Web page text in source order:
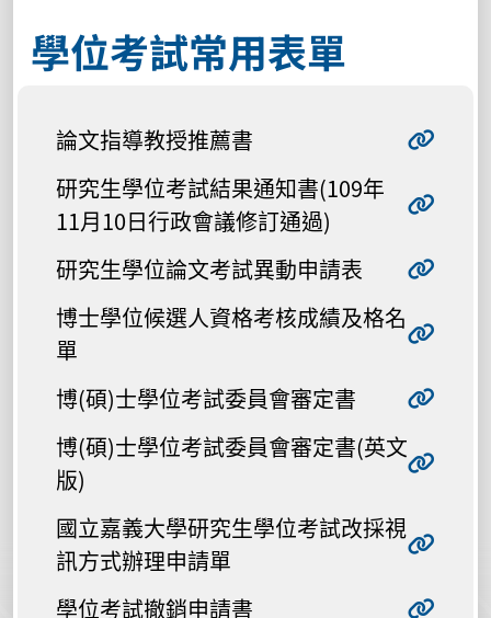
學位考試常用表單
論文指導教授推薦書
研究生學位考試結果通知書(109年
11月10日行政會議修訂通過)
研究生學位論文考試異動申請表
博士學位候選人資格考核成績及格名
單
博(碩)士學位考試委員會審定書
博(碩)士學位考試委員會審定書(英文
版)
國立嘉義大學研究生學位考試改採視
訊方式辦理申請單
學位考試撤銷申請書